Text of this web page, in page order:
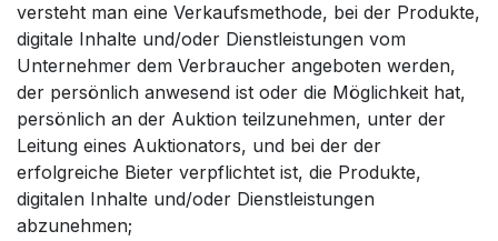
versteht man eine Verkaufsmethode, bei der Produkte,
digitale Inhalte und/oder Dienstleistungen vom
Unternehmer dem Verbraucher angeboten werden,
der persönlich anwesend ist oder die Möglichkeit hat,
persönlich an der Auktion teilzunehmen, unter der
Leitung eines Auktionators, und bei der der
erfolgreiche Bieter verpflichtet ist, die Produkte,
digitalen Inhalte und/oder Dienstleistungen
abzunehmen;